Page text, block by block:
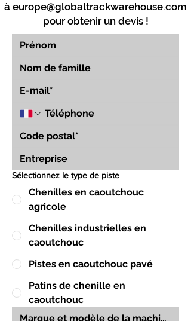
à europe@globaltrackwarehouse.com
pour obtenir un devis !
Sélectionnez le type de piste
Chenilles en caoutchouc
agricole
Chenilles industrielles en
caoutchouc
Pistes en caoutchouc pavé
Patins de chenille en
caoutchouc